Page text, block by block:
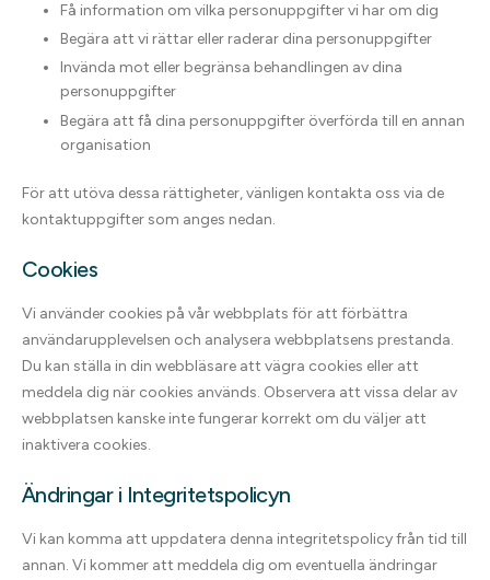
Få information om vilka personuppgifter vi har om dig
Begära att vi rättar eller raderar dina personuppgifter
Invända mot eller begränsa behandlingen av dina
personuppgifter
Begära att få dina personuppgifter överförda till en annan
organisation
För att utöva dessa rättigheter, vänligen kontakta oss via de
kontaktuppgifter som anges nedan.
Cookies
Vi använder cookies på vår webbplats för att förbättra
användarupplevelsen och analysera webbplatsens prestanda.
Du kan ställa in din webbläsare att vägra cookies eller att
meddela dig när cookies används. Observera att vissa delar av
webbplatsen kanske inte fungerar korrekt om du väljer att
inaktivera cookies.
Ändringar i Integritetspolicyn
Vi kan komma att uppdatera denna integritetspolicy från tid till
annan. Vi kommer att meddela dig om eventuella ändringar